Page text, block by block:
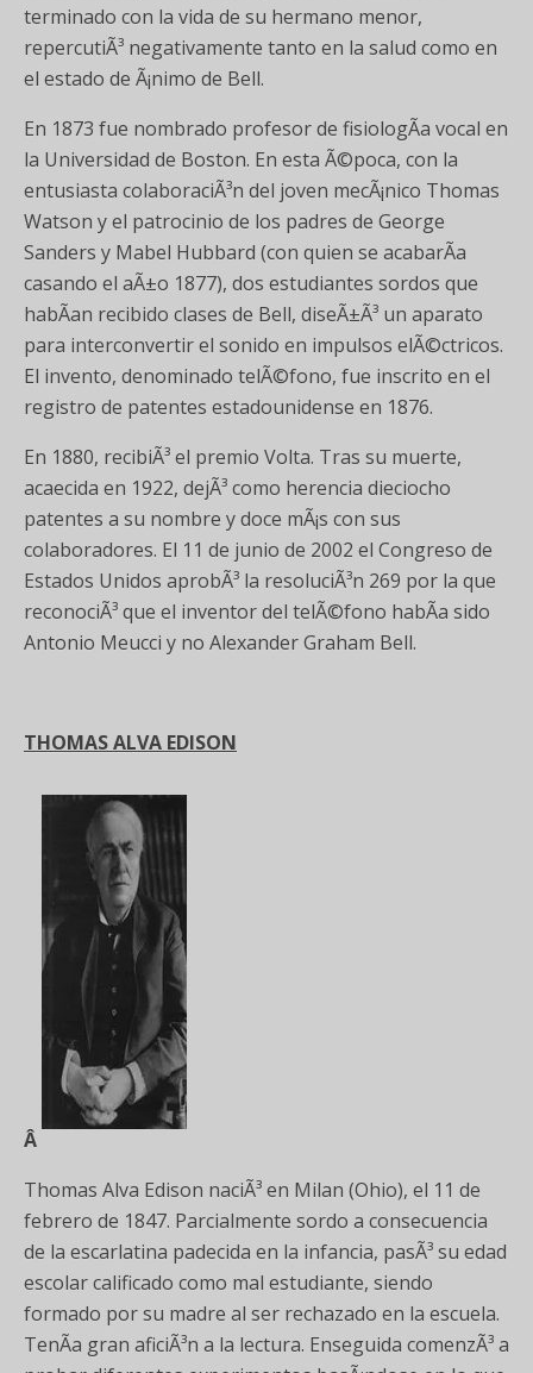
terminado con la vida de su hermano menor,
repercutiÃ³ negativamente tanto en la salud como en
el estado de Ã¡nimo de Bell.
En 1873 fue nombrado profesor de fisiologÃ­a vocal en
la Universidad de Boston. En esta Ã©poca, con la
entusiasta colaboraciÃ³n del joven mecÃ¡nico Thomas
Watson y el patrocinio de los padres de George
Sanders y Mabel Hubbard (con quien se acabarÃ­a
casando el aÃ±o 1877), dos estudiantes sordos que
habÃ­an recibido clases de Bell, diseÃ±Ã³ un aparato
para interconvertir el sonido en impulsos elÃ©ctricos.
El invento, denominado telÃ©fono, fue inscrito en el
registro de patentes estadounidense en 1876.
En 1880, recibiÃ³ el premio Volta. Tras su muerte,
acaecida en 1922, dejÃ³ como herencia dieciocho
patentes a su nombre y doce mÃ¡s con sus
colaboradores. El 11 de junio de 2002 el Congreso de
Estados Unidos aprobÃ³ la resoluciÃ³n 269 por la que
reconociÃ³ que el inventor del telÃ©fono habÃ­a sido
Antonio Meucci y no Alexander Graham Bell.
THOMAS ALVA EDISON
Â
Thomas Alva Edison naciÃ³ en Milan (Ohio), el 11 de
febrero de 1847. Parcialmente sordo a consecuencia
de la escarlatina padecida en la infancia, pasÃ³ su edad
escolar calificado como mal estudiante, siendo
formado por su madre al ser rechazado en la escuela.
TenÃ­a gran aficiÃ³n a la lectura. Enseguida comenzÃ³ a